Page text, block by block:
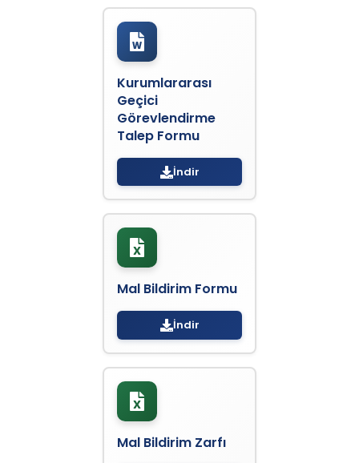
Kurumlararası
Geçici
Görevlendirme
Talep Formu
İndir
Mal Bildirim Formu
İndir
Mal Bildirim Zarfı